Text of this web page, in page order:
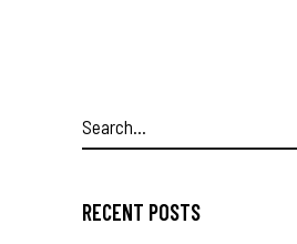
Search
for:
RECENT POSTS